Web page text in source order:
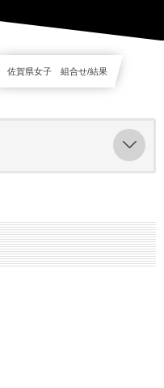
佐賀県女子 組合せ/結果